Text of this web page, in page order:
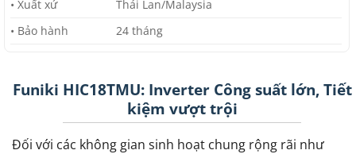
• Xuất xứ
Thái Lan/Malaysia
• Bảo hành
24 tháng
Funiki HIC18TMU: Inverter Công suất lớn, Tiết
kiệm vượt trội
Đối với các không gian sinh hoạt chung rộng rãi như